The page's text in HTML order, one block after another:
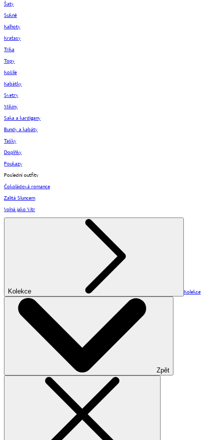
Šaty
Sukně
Kalhoty
Kraťasy
Trika
Topy
Košile
Kabátky
Svetry
Mikiny
Saka a kardigany
Bundy a kabáty
Tašky
Doplňky
Poukazy
Poslední outfity
Čokoládová romance
Zalitá Sluncem
Volná jako Vítr
Kolekce Kolekce
Zpět